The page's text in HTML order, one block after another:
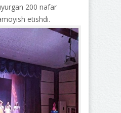
200 nafar
etishdi.